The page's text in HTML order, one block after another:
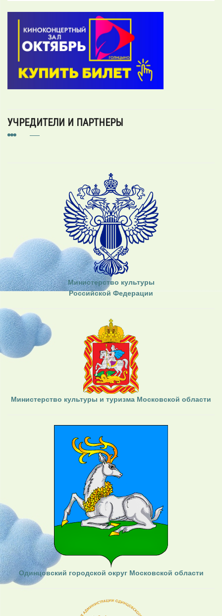
УЧРЕДИТЕЛИ И ПАРТНЕРЫ
Министерство культуры
Российской Федерации
Министерство культуры и туризма Московской области
Одинцовский городской округ Московской области